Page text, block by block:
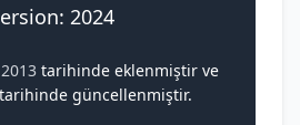
2024
tarihinde eklenmiştir ve
tarihinde güncellenmiştir.